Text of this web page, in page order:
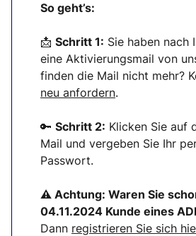
So geht’s:
📩 Schritt 1: Sie haben nach
eine Aktivierungsmail von
finden die Mail nicht mehr?
neu anfordern.
🔑 Schritt 2: Klicken Sie auf
Mail und vergeben Sie Ihr
Passwort.
⚠ Achtung: Waren Sie
04.11.2024 Kunde eines
Dann registrieren Sie sich